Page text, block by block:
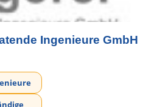
Ingenieure GmbH